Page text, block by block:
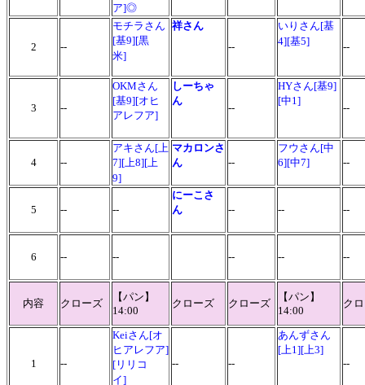
ア]◎
2 --
モチラさん
[基9][黒
米]
祥さん
--
いりさん[基
4][基5]
--
3 --
OKMさん
[基9][オヒ
アレフア]
しーちゃ
ん
--
HYさん[基9]
[中1]
--
4 --
アキさん[上
7][上8][上
9]
マカロンさ
ん
--
フウさん[中
6][中7]
--
5 -- --
にーこさ
ん
-- -- --
6 -- -- -- -- --
内容 クローズ
【パン】
14:00
クローズ クローズ
【パン】
14:00
ク
1 --
Keiさん[オ
ヒアレフア]
[リリコ
イ]
-- --
あんずさん
[上1][上3]
--